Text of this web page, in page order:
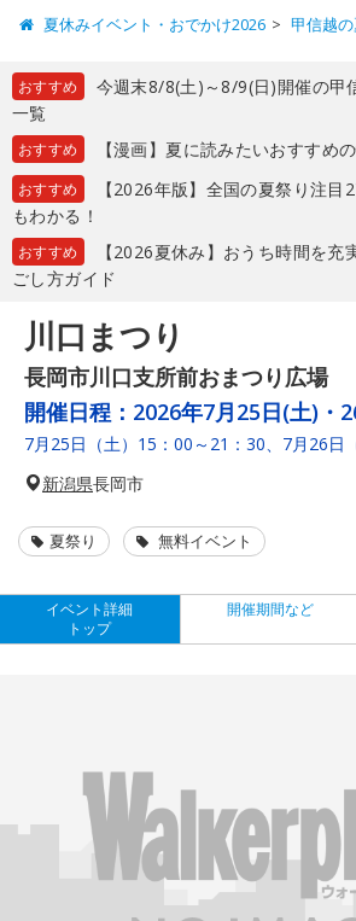
夏休みイベント・おでかけ2026 甲信越
おすすめ
今週末8/8(土)～8/9(日)開催の甲
一覧
おすすめ 【漫画】夏に読みたいおすすめ
おすすめ
【2026年版】全国の夏祭り注目
もわかる！
おすすめ
【2026夏休み】おうち時間を充
ごし方ガイド
川口まつり
長岡市川口支所前おまつり広場
開催日程： 2026年7月25日(土)・
7月25日（土）15：00～21：30、7月26日
新潟県長岡市
夏祭り 無料イベント
イベント詳細
トップ
開催期間など